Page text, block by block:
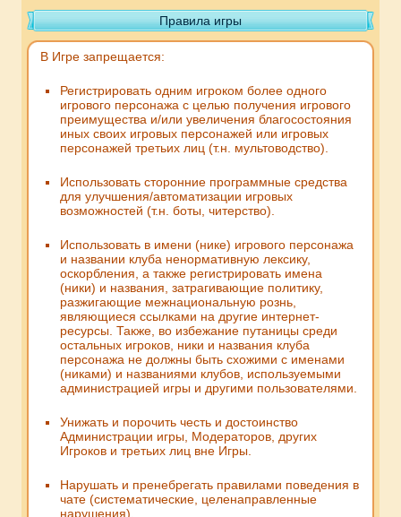
Правила игры
В Игре запрещается:
Регистрировать одним игроком более одного
игрового персонажа с целью получения игрового
преимущества и/или увеличения благосостояния
иных своих игровых персонажей или игровых
персонажей третьих лиц (т.н. мультоводство).
Использовать сторонние программные средства
для улучшения/автоматизации игровых
возможностей (т.н. боты, читерство).
Использовать в имени (нике) игрового персонажа
и названии клуба ненормативную лексику,
оскорбления, а также регистрировать имена
(ники) и названия, затрагивающие политику,
разжигающие межнациональную рознь,
являющиеся ссылками на другие интернет-
ресурсы. Также, во избежание путаницы среди
остальных игроков, ники и названия клуба
персонажа не должны быть схожими с именами
(никами) и названиями клубов, используемыми
администрацией игры и другими пользователями.
Унижать и порочить честь и достоинство
Администрации игры, Модераторов, других
Игроков и третьих лиц вне Игры.
Нарушать и пренебрегать правилами поведения в
чате (систематические, целенаправленные
нарушения).